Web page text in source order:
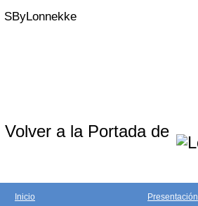
SByLonnekke
Volver a la Portada de
Inicio
Presentación